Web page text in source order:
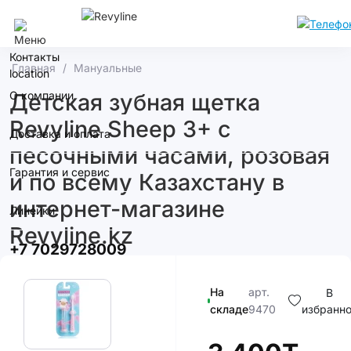
Контакты
О компании
Доставка и оплата
Гарантия и сервис
Линейки
+7 7029728009
Главная Мануальные
Детская зубная щетка
Revyline Sheep 3+ с
песочными часами, розовая
и по всему Казахстану в
интернет-магазине
Revyline.kz
На
складе
арт.
9470
В